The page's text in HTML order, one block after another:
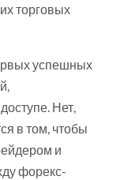
торговых
успешных
Нет,
в том, чтобы
и
форекс-